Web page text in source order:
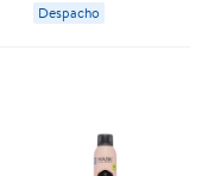
Despacho